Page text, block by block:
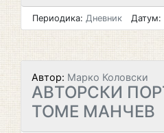
Периодика: Дневник Датум:
Автор: Марко Коловски
АВТОРСКИ
ТОМЕ МАНЧЕВ